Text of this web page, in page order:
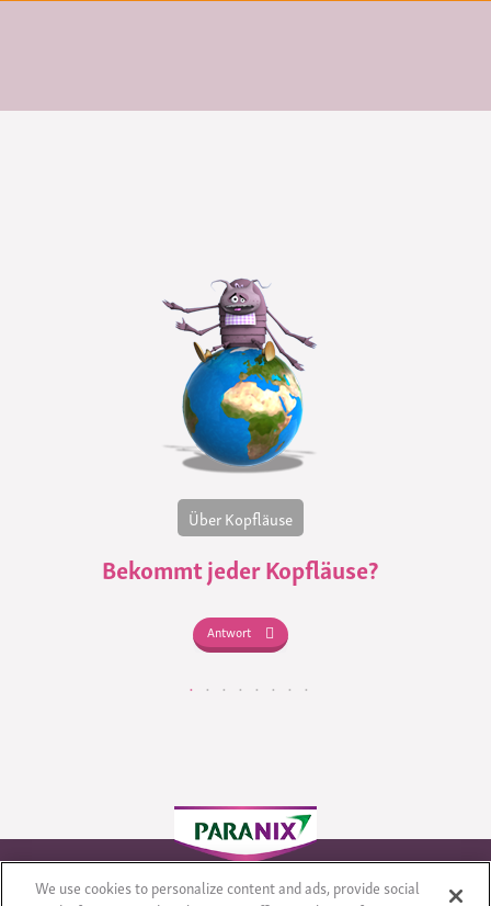
Über Kopfläuse
Bekommt jeder Kopfläuse?
Antwort
We use cookies to personalize content and ads, provide social